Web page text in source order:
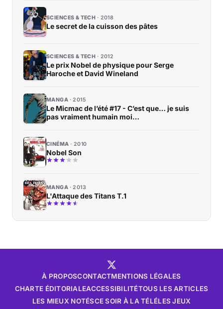
SCIENCES & TECH 2018
Le secret de la cuisson des pâtes
SCIENCES & TECH 2012
Le prix Nobel de physique pour Serge
Haroche et David Wineland
MANGA 2015
Le Micmac de l’été #17 - C’est que… je suis
pas vraiment humain moi…
CINÉMA 2010
Nobel Son
MANGA 2013
L'Attaque des Titans T.1
À PROPOSCONTACTMENTIONS LÉGALES
CHARTE ÉDITORIALEACCESSIBILITÉTOUS LES ARTICLES
LES MIEUX NOTÉSCE SOIR À LA TÉLÉLES JEUX